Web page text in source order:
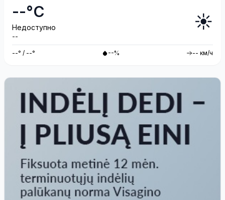
--°C
Недоступно
--
☀️
--° / --° --% -- км/ч